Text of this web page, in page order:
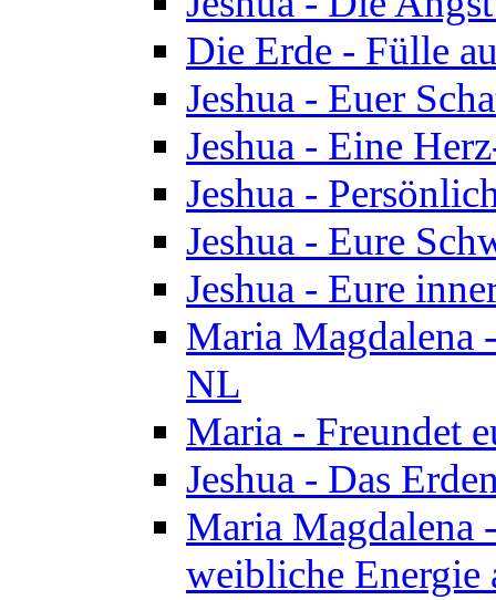
Die Erde - Fülle
Jeshua - Euer
Jeshua - Eine
Jeshua -
Jeshua - Eure
Jeshua - Eure
Maria Magdalena
NL
Maria - Freundet
Jeshua - Das
Maria Magdalena
weibliche Energie